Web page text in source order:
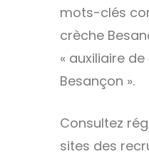
mots-clés
crèche
« auxiliaire
Besançon ».
Consultez
sites des